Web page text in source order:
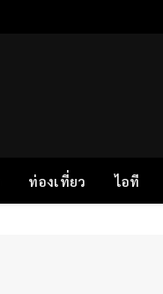
ท่องเที่ยว ไอที